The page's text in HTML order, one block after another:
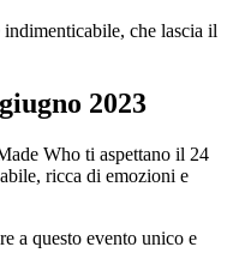
indimenticabile, che lascia il
2023
Who ti aspettano il 24
ricca di emozioni e
a questo evento unico e